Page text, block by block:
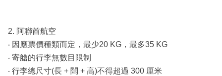
2. 阿聯酋航空
‧ 因應票價種類而定，最少20 KG，最多35 KG
‧ 寄艙的行李無數目限制
‧ 行李總尺寸(長 + 闊 + 高)不得超過 300 厘米